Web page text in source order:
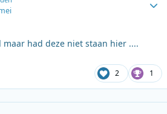
maar had deze niet staan hier ....
2 1